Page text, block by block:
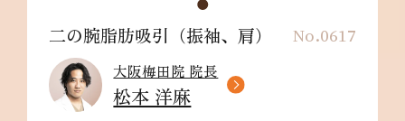
No.0617
二の腕脂肪吸引（振袖、肩）
大阪梅田院 院長
松本 洋麻